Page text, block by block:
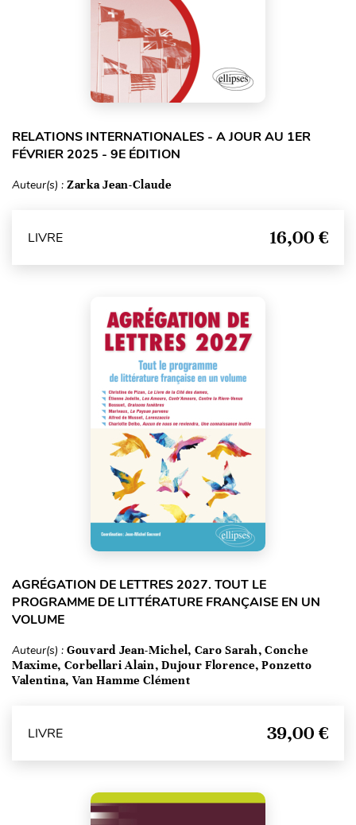
RELATIONS INTERNATIONALES - A JOUR AU 1ER
FÉVRIER 2025 - 9E ÉDITION
Auteur(s) : Zarka Jean-Claude
LIVRE 16,00 €
AGRÉGATION DE LETTRES 2027. TOUT LE
PROGRAMME DE LITTÉRATURE FRANÇAISE EN UN
VOLUME
Auteur(s) : Gouvard Jean-Michel, Caro Sarah, Conche
Maxime, Corbellari Alain, Dujour Florence, Ponzetto
Valentina, Van Hamme Clément
LIVRE 39,00 €